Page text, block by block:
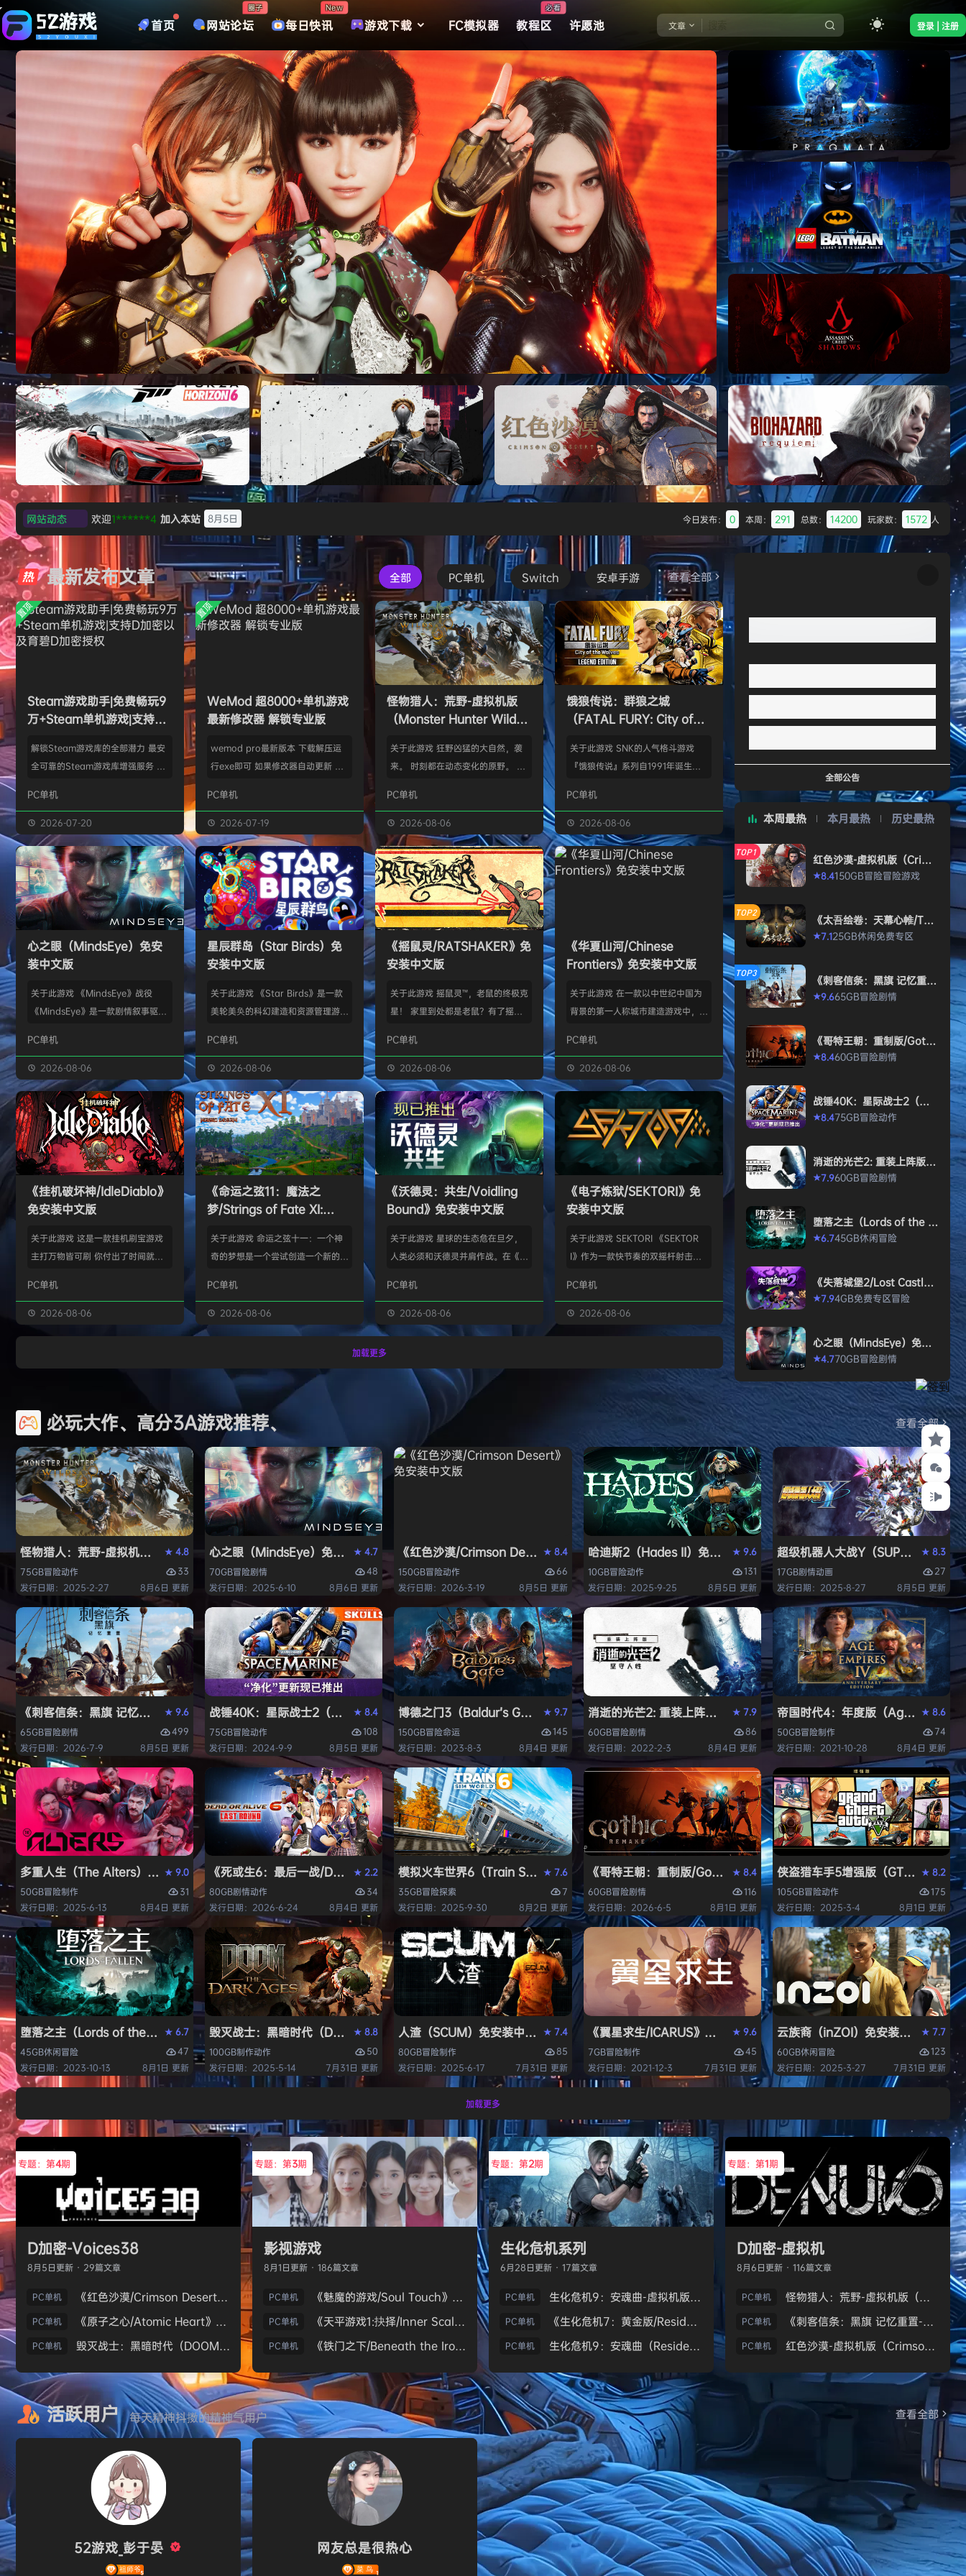
首页 网站论坛
圈子
每日快讯
New
游戏下载 FC模拟器 教程区
必看
许愿池 文章 登录 | 注册
《刺客信条：黑旗 记忆重置-虚拟机版/Assassin’s Creed Black Flag Resynced
HYPERVISOR》免安装中文版
007 初露锋芒（007 First Light
《识质存在/PRAGMATA》免安装中文版
《乐高蝙蝠侠：黑暗骑士之遗/LEGO
Batman: Legacy of the Dark Knight》
免安装中文版
《刺客信条：影/Assassin’s Creed
Shadows》免安装版，非虚拟机
极限竞速：地平线6（Forza Horizon 6）免
安装中文版
《原子之心/Atomic Heart》免安装中文版
红色沙漠-虚拟机版（Crimson Desert
HYPERVISOR）免安装中文版
生化危机9：安魂曲（Resident Evil
Requiem）免安装中文版
网站动态 l***g 签到获取 28 点积分 8月5日
w******g 签到获取 49 点积分 8月4日
w******g
欢迎D****Z 加入本站 20小时前
欢迎有*酱 加入本站 22小时前
e******i 签到获取 43 点积分 23小时前
欢迎Q*H 加入本站 8月6日
欢迎 加入本站
点积分
8月6日
欢迎0**3 加入本站 8月6日
欢迎c***s 加入本站 8月6日
加入本站
欢迎j***j 加入本站 8月6日
欢迎1******4 加入本站 8月5日
今日发布： 0 本周： 291 总数： 14200 玩家数： 1572 人
最新发布文章 全部 PC单机 Switch 安卓手游 查看全部
置顶
Steam游戏助手|免费畅玩9
万+Steam单机游戏|支持D
解锁Steam游戏库的全部潜力 最安
全可靠的Steam游戏库增强服务 工
修改任何steam设置、安全可靠、
可入库游戏总数 94000+、无视已
下架和锁区游戏、支持大多数游戏联
机。 无需为每一款游戏单独付费，
只需支付一次工具费用或订阅费，即
可永久访问工具库内的成千上万款游
戏，包括昂贵的3A大作。 极大地降
低了玩游戏的经济门槛，让玩家可以
无压力地尝试各种类型的游戏。操
作…
PC单机
2026-07-20
置顶
WeMod 超8000+单机游戏
最新修改器 解锁专业版
wemod pro最新版本 下载解压运
行exe即可 如果修改器自动更新 把
r 这个文件替换到新版的即可。 We
Mod 目前支持超过千款热门游戏，
且每周都会追加游戏列表。由于很多
修改器原作者都入驻了，所以修改器
内容更新应该也是最全、最及时的。
千款游戏听起来不多，但其实已经涵
盖了主流热门游戏【资源名称】：w
emod pro【资源版本】：【资源
大…
PC单机
2026-07-19
怪物猎人：荒野-虚拟机版
（Monster Hunter Wilds
版
关于此游戏 狂野凶猛的大自然，袭
来。 时刻都在动态变化的原野。 这
的怪物与人们的故事。 你会化为以
狩猎强大怪物为生的“猎人”，使用狩
猎获得的素材打造更强的武器防具，
并逐渐解明这个世界与人们之间的关
联。 进化的狩猎动作，寻求连续不
断的沉浸感，究极的狩猎体验正等待
你的到来。 故事 数年前，在公会还
没有调查过的未踏足领域“封禁之地”
的边境上，一名少年“纳塔”获救。
公会根…
PC单机
2026-08-06
饿狼传说：群狼之城
（FATAL FURY: City of
关于此游戏 SNK的人气格斗游戏
『饿狼传说』系列自1991年诞生以
潮。从1999年的『饿狼 -MARK OF
THE WOLVES-』起，时隔26年，
系列的最新作品『饿狼传说 City of
the Wolves』终于登场！ ■新实装
了加速兴奋的“REV系统”！ 新实装
PC单机
2026-08-06
心之眼（MindsEye）免安
装中文版
关于此游戏 《MindsEye》战役
《MindsEye》是一款剧情叙事驱动
背景设定在近未来沙漠城市红石城。
你将扮演雅各布·迪亚兹——一名退
役士兵，因被植入了神秘的神经植入
体而饱受支离破碎的记忆困扰。在电
影化叙事的战役中，你将执行任务、
揭开过往谜团，并直面一场涉及失控
人工智能、腐败企业与无序军事力量
的惊天阴谋——这场危机的波及范围
远不止红石城本身。 红石城 红石城
是…
PC单机
2026-08-06
星辰群岛（Star Birds）免
安装中文版
关于此游戏 《Star Birds》是一款
美轮美奂的科幻建造和资源管理游
群繁盛起来。不论是熟知此类题材的
老手玩家，还是只想浅尝神游太空滋
味的路人过客，星辰群鸟都会感激你
的陪伴。什么，你说是因为鸟群没了
你，就立马出乱子？哎呀呀，这也只
是其中一个原因而已啦。 扫描附近
的小行星，操纵漫游车揭露各种隐藏
的资源，可能是冰块和金属，也可能
是某些未知之物。建造生产设施，以
便开采资…
PC单机
2026-08-06
《摇鼠灵/RATSHAKER》免
安装中文版
关于此游戏 摇鼠灵™，老鼠的终极克
星！ 家里到处都是老鼠？有了摇鼠
灭所有不速之客！拿在手上大力摇，
剩下的交给摇鼠灵™就行了。不用夹
子，不会搞得乱糟糟，也不用偷偷摸
摸丢死老鼠！ 有了摇鼠灵™，一切尽
在掌握！把那只老鼠摇到服从，看着
“鼠条”填满。摇得多了，就能慢慢彻
底解决你的问题了。摇鼠灵™起效
快，用法简单，效果绝佳，让你的烦
恼瞬间无影无踪。 为什么选择摇鼠
灵™？ 轻松…
PC单机
2026-08-06
《华夏山河/Chinese
Frontiers》免安装中文版
关于此游戏 在一款以中世纪中国为
背景的第一人称城市建造游戏中，规
的工匠起步，循序渐进地规划、生产
并筑起宏伟建筑。管理村民，搭建生
产链，打磨物流，让你的村落以自己
的节奏繁荣发展——无压力，并享受
精巧系统带来的成就感。 探索三大
区域——山间隘口、沙漠平原与肥沃
河谷——各自拥有独特资源、挑战与
令人忍不住截图的景致。地貌不仅是
背景；它会塑造你的策略与可达成的
目标。发掘古老工…
PC单机
2026-08-06
《挂机破坏神/IdleDiablo》
免安装中文版
关于此游戏 这是一款挂机刷宝游戏
主打万物皆可刷 你付出了时间就必
独属于你的强大构筑 装备获取 游戏
中的[装备][技能][护身符]主要通过
与怪物战斗胜利后随机获得 并可通
每个大型章节有若干小关卡。 难度
可分为：…
PC单机
2026-08-06
《命运之弦11：魔法之
梦/Strings of Fate XI:
版
关于此游戏 命运之弦十一：一个神
奇的梦想是一个尝试创造一个新的幻
虚幻引擎的帮助下，使用已经熟悉的
图形技术和机制以丰富多彩的方式呈
现游戏世界。 玩家将看到一个开放
的战斗和与老板的战斗，无论是在表
面上还是在地牢里。 你必须扮演一
组由命运聚集的五个角色来完成一项
伟大的使命-从古老的邪恶中拯救地
球！ 一个古老…
PC单机
2026-08-06
《沃德灵：共生/Voidling
Bound》免安装中文版
关于此游戏 星球的生态危在旦夕，
人类必须和沃德灵并肩作战。在《沃
生物学家，与被称为“沃德灵”的生物
神经链接。不断孵化、培育、升级、
进化你的沃德灵伙伴们，与它们一同
觉，这次你将化身沃德灵，与它们神
经连接，以第三人称射击作为核心，
充分利用不同沃德灵的射击风格应对
多变的战场局面，并且在闪避、格
挡、反击等技能的配…
PC单机
2026-08-06
《电子炼狱/SEKTORI》免
安装中文版
关于此游戏 SEKTORI 《SEKTOR
I》作为一款快节奏的双摇杆射击游
慎选择升级项目，打造强大的构筑，
置身风云变幻的战场，迎战源源不断
地敌人和恢弘的头目。这款游戏需要
进入完全不同的意识状态。 玩法简
洁纯粹，单局游戏耗时较短，大量挑
战，重玩度很高。 游戏特色 战役模
式包含五个世界，关卡动态变化，敌
人种…
PC单机
2026-08-06
加载更多
全部公告
本周最热 本月最热 历史最热
TOP1
红色沙漠-虚拟机版（Crims
on Desert HYPERVISO
R）免安装中文版
★8.4150GB冒险冒险游戏
TOP2
《太吾绘卷：天幕心帷/The
Scroll of Taiwu : Beyond
The Dom》免安装中文版
★7.125GB休闲免费专区
TOP3
《刺客信条：黑旗 记忆重
置-虚拟机版/Assassin’s Cr
eed Black Flag Resynced
★9.665GB冒险剧情
《哥特王朝：重制版/Gothi
c 1 Remake》免安装中文
版
★8.460GB冒险剧情
战锤40K：星际战士2（Wa
rhammer 40,000: Space
Marine 2）免安装中文版
★8.475GB冒险动作
消逝的光芒2: 重装上阵版
（Dying Light 2 Stay Hu
man: Reloaded Edition）
★7.960GB冒险剧情
堕落之主（Lords of the F
allen）免安装中文版
★6.745GB休闲冒险
《失落城堡2/Lost Castle
2》免安装中文版
★7.94GB免费专区冒险
心之眼（MindsEye）免安
装中文版
★4.770GB冒险剧情
必玩大作、高分3A游戏推荐、 查看全部
怪物猎人：荒野-虚拟机版（Monster Hunter Wilds HYPERVISOR）免安装中文版
★ 4.8
75GB冒险动作
33
发行日期：2025-2-27
8月6日 更新
心之眼（MindsEye）免安装中文版
★ 4.7
70GB冒险剧情
48
发行日期：2025-6-10
8月6日 更新
《红色沙漠/Crimson Desert》免安装中文版
★8.4
150GB冒险动作
66
发行日期：2026-3-19
8月5日 更新
哈迪斯2（Hades II）免安装中文版
★9.6
10GB冒险动作
131
发行日期：2025-9-25
8月5日 更新
超级机器人大战Y（SUPER ★8.3
17GB剧情动画
27
发行日期：2025-8-27
8月5日 更新
《刺客信条：黑旗 记忆重置-虚拟机版/Assassin’s Creed Black Flag Resynced HYPERVISOR》免安装中文版
★ 9.6
65GB冒险剧情
499
发行日期：2026-7-9
8月5日 更新
战锤40K：星际战士2（Warhammer 40,000: Space Marine 2）免安装中文版
★ 8.4
75GB冒险动作
108
发行日期：2024-9-9
8月5日 更新
博德之门3（Baldur’s Gate 3）免安装中文版
★9.7
150GB冒险命运
145
发行日期：2023-8-3
8月4日 更新
消逝的光芒2: 重装上阵版（Dying Light 2 Stay Human: Reloaded
★7.9
60GB冒险剧情
86
发行日期：2022-2-3
8月4日 更新
帝国时代4：年度版（Age of
★8.6
50GB冒险制作
74
发行日期：2021-10-28
8月4日 更新
多重人生（The Alters）免安装中文版
★ 9.0
50GB冒险制作
31
发行日期：2025-6-13
8月4日 更新
《死或生6：最后一战/DEAD OR ALIVE 6 Last Round》免安装中文版
★ 2.2
80GB剧情动作
34
发行日期：2026-6-24
8月4日 更新
模拟火车世界6（Train Sim World 6）免安装中文版
★7.6
35GB冒险探索
7
发行日期：2025-9-30
8月2日 更新
《哥特王朝：重制版/Gothic 1 Remake》免安装中文版
★8.4
60GB冒险剧情
116
发行日期：2026-6-5
8月1日 更新
侠盗猎车手5增强版（GTA5增强
★8.2
105GB冒险动作
175
发行日期：2025-3-4
8月1日 更新
堕落之主（Lords of the Fallen）免安装中文版
★ 6.7
45GB休闲冒险
47
发行日期：2023-10-13
8月1日 更新
毁灭战士：黑暗时代（DOOM: The Dark Ages）免安装中文版
★ 8.8
100GB制作动作
50
发行日期：2025-5-14
7月31日 更新
人渣（SCUM）免安装中文版★7.4
80GB冒险制作
85
发行日期：2025-6-17
7月31日 更新
《翼星求生/ICARUS》免安装中文版
★9.6
7GB冒险制作
45
发行日期：2021-12-3
7月31日 更新
云族裔（inZOI）免安装中文版
★7.7
60GB休闲冒险
123
发行日期：2025-3-27
7月31日 更新
加载更多
专题：第4期
D加密-Voices38
8月5日更新 · 29篇文章
PC单机 《红色沙漠/Crimson Desert》免安装中文版
PC单机 《原子之心/Atomic Heart》免安装中文版
PC单机 毁灭战士：黑暗时代（DOOM: The Dark Ages）免安装中文版
专题：第3期
影视游戏
8月1日更新 · 186篇文章
PC单机 《魅魔的游戏/Soul Touch》免安装中文版
PC单机 《天平游戏1:抉择/Inner Scales 1：Choice》免安装中文版
PC单机 《铁门之下/Beneath the Iron Gate》免安装中文版
专题：第2期
生化危机系列
6月28日更新 · 17篇文章
PC单机 生化危机9：安魂曲-虚拟机版（Resident Evil Requiem HYPERVISOR）免安装中文版
PC单机 《生化危机7：黄金版/Resident Evil 7 Biohazard》免安装中文版
PC单机 生化危机9：安魂曲（Resident Evil Requiem）免安装中文版
专题：第1期
D加密-虚拟机
8月6日更新 · 116篇文章
PC单机 怪物猎人：荒野-虚拟机版（Monster Hunter Wilds HYPERVISOR）免安装中文版
PC单机 《刺客信条：黑旗 记忆重置-虚拟机版/Assassin’s Creed Black Flag Resynced HYPERVISOR》免安装中文版
PC单机 红色沙漠-虚拟机版（Crimson Desert HYPERVISOR）免安装中文版
活跃用户 每天精神抖擞的精神气用户 查看全部
52游戏_彭于晏 网友总是很热心